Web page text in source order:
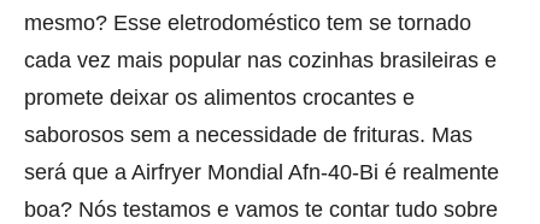
mesmo? Esse eletrodoméstico tem se tornado
cada vez mais popular nas cozinhas brasileiras e
promete deixar os alimentos crocantes e
saborosos sem a necessidade de frituras. Mas
será que a Airfryer Mondial Afn-40-Bi é realmente
boa? Nós testamos e vamos te contar tudo sobre